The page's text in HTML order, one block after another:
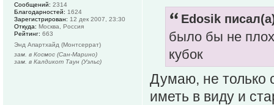
Edosik
было бы не
кубок
Думаю, не только
иметь в виду и
Сообщений: 2314
Благодарностей: 1624
Зарегистрирован: 12 дек 2007, 23:30
Откуда: Москва, Россия
Рейтинг: 663
Энд Апартхайд (Монтсеррат)
зам. в Космос (Сан-Марино)
зам. в Калдикот Таун (Уэльс)